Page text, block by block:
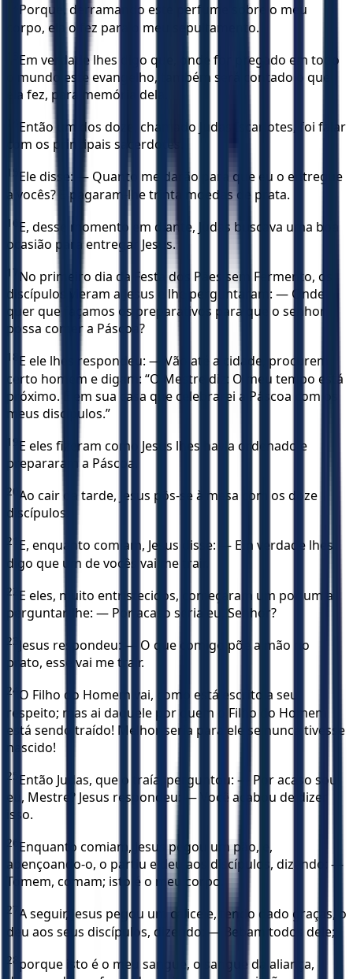
Porque, derramando este perfume sobre o meu
corpo, ela o fez para o meu sepultamento.
Em verdade lhes digo que, onde for pregado em todo
o mundo este evangelho, também será contado o que
ela fez, para memória dela.
Então um dos doze, chamado Judas Iscariotes, foi falar
com os principais sacerdotes.
Ele disse: — Quanto me darão para que eu o entregue
a vocês? E pagaram-lhe trinta moedas de prata.
16 E, desse momento em diante, Judas buscava uma boa
ocasião para entregar Jesus.
17 No primeiro dia da Festa dos Pães sem Fermento, os
discípulos vieram a Jesus e lhe perguntaram: — Onde
quer que façamos os preparativos para que o senhor
possa comer a Páscoa?
18 E ele lhes respondeu: — Vão até a cidade, procurem
certo homem e digam: “O Mestre diz: O meu tempo está
próximo. É em sua casa que celebrarei a Páscoa com os
meus discípulos.”
19 E eles fizeram como Jesus lhes havia ordenado e
prepararam a Páscoa.
20 Ao cair da tarde, Jesus pôs-se à mesa com os doze
discípulos.
21
E, enquanto comiam, Jesus disse: — Em verdade lhes
digo que um de vocês vai me trair.
22 E eles, muito entristecidos, começaram um por um a
perguntar-lhe: — Por acaso seria eu, Senhor?
23 Jesus respondeu: — O que comigo põe a mão no
prato, esse vai me trair.
24 O Filho do Homem vai, como está escrito a seu
respeito; mas ai daquele por quem o Filho do Homem
está sendo traído! Melhor seria para ele se nunca tivesse
nascido!
25 Então Judas, que o traía, perguntou: — Por acaso sou
eu, Mestre? Jesus respondeu: — Você acabou de dizer
isso.
26 Enquanto comiam, Jesus pegou um pão, e,
abençoando-o, o partiu e deu aos discípulos, dizendo: —
Tomem, comam; isto é o meu corpo.
27 A seguir, Jesus pegou um cálice e, tendo dado graças, o
deu aos seus discípulos, dizendo: — Bebam todos dele;
28 porque isto é o meu sangue, o sangue da aliança,